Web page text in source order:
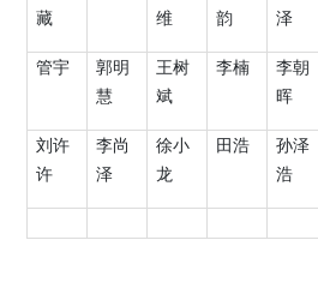
藏
维
韵
泽
管宇
郭明
慧
王树
斌
李楠
李朝
晖
刘许
许
李尚
泽
徐小
龙
田浩
孙泽
浩